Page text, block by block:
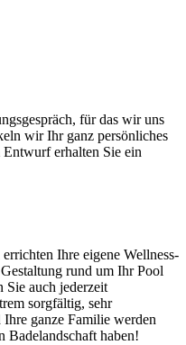
für das wir uns
wir Ihr ganz persönliches
Entwurf erhalten Sie ein
Ihre eigene Wellness-
rund um Ihr Pool
Sie auch jederzeit
sorgfältig, sehr
ganze Familie werden
Badelandschaft haben!